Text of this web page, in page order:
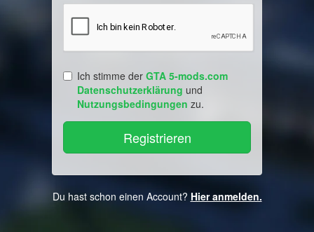
Ich stimme der GTA 5-mods.com
Datenschutzerklärung und
Nutzungsbedingungen zu.
Du hast schon einen Account? Hier anmelden.